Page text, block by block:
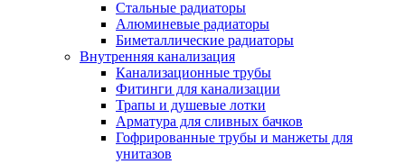
Стальные радиаторы
Алюминевые радиаторы
Биметаллические радиаторы
Внутренняя канализация
Канализационные трубы
Фитинги для канализации
Трапы и душевые лотки
Арматура для сливных бачков
Гофрированные трубы и манжеты для
унитазов